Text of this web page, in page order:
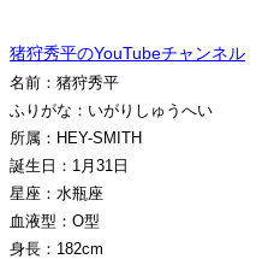
猪狩秀平のYouTubeチャンネル
名前：猪狩秀平
ふりがな：いがりしゅうへい
所属：HEY-SMITH
誕生日：1月31日
星座：水瓶座
血液型：O型
身長：182cm